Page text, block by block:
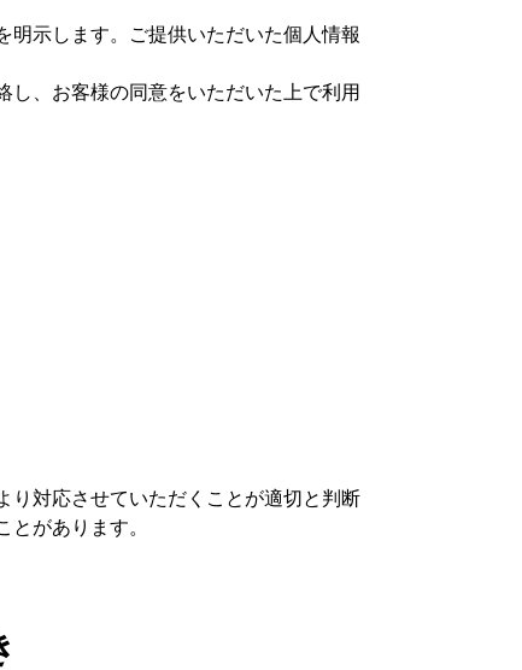
示します。ご提供いただいた個人情報
、お客様の同意をいただいた上で利用
り対応させていただくことが適切と判断
があります。